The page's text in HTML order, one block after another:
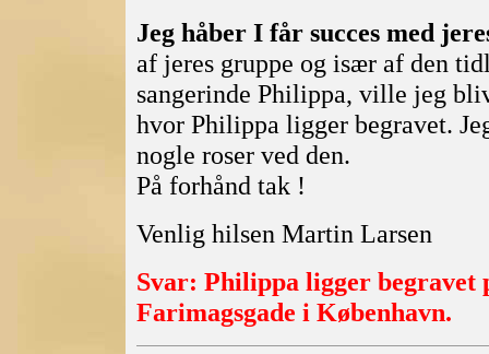
Jeg håber I får succes med
af jeres gruppe og især af den
sangerinde Philippa, ville jeg
hvor Philippa ligger begravet.
nogle roser ved den.
På forhånd tak !
Venlig hilsen Martin Larsen
Svar: Philippa ligger begravet
Farimagsgade i København.